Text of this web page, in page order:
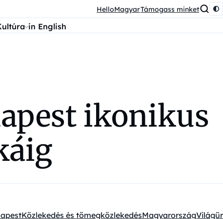
HelloMagyarTámogass minket
in English
ikonikus
Közlekedés és tömegközlekedésMagyarországVilágűr